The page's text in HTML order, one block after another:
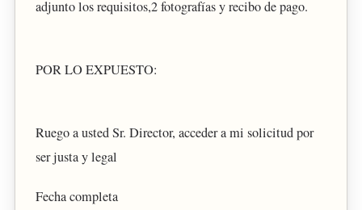
adjunto los requisitos,2 fotografías y recibo de pago.
POR LO EXPUESTO:
Ruego a usted Sr. Director, acceder a mi solicitud por
ser justa y legal
Fecha completa